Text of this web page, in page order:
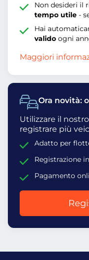
Ora novità:
Utilizzare il nostro
registrare più
Adatto per
Registrazione
Pagamento
Non desideri il
tempo utile -
Hai
valido ogni
Maggiori